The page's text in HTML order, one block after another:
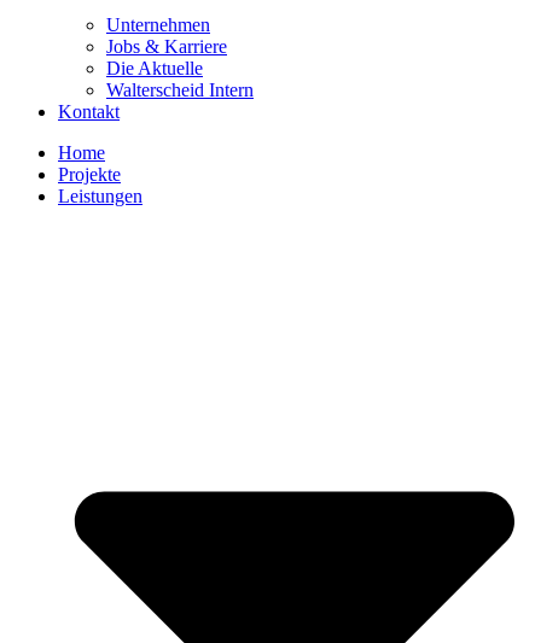
Unternehmen
Jobs & Karriere
Die Aktuelle
Walterscheid Intern
Kontakt
Home
Projekte
Leistungen